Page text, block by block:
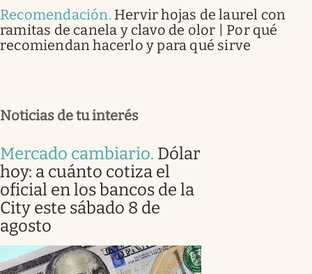
Recomendación. Hervir hojas de laurel con
ramitas de canela y clavo de olor | Por qué
recomiendan hacerlo y para qué sirve
Noticias de tu interés
Mercado cambiario. Dólar
hoy: a cuánto cotiza el
oficial en los bancos de la
City este sábado 8 de
agosto